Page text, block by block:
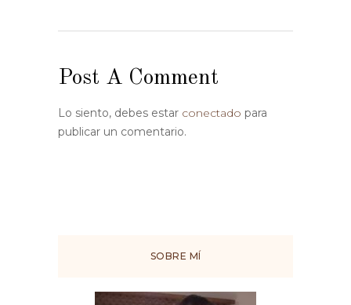
Post A Comment
Lo siento, debes estar conectado para
publicar un comentario.
SOBRE MÍ